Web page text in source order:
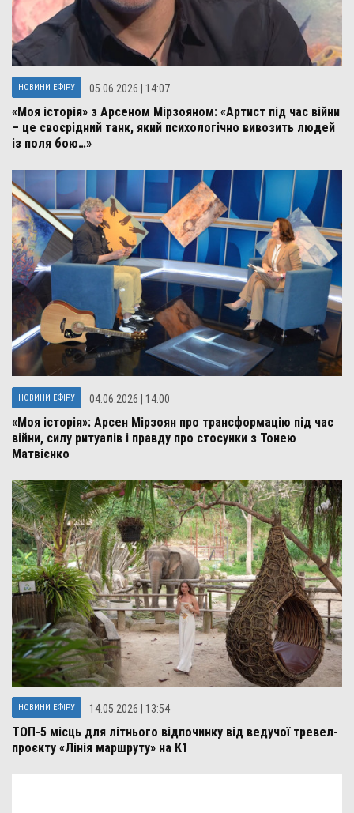
НОВИНИ ЕФІРУ 05.06.2026 | 14:07
«Моя історія» з Арсеном Мірзояном: «Артист під час війни
– це своєрідний танк, який психологічно вивозить людей
із поля бою…»
НОВИНИ ЕФІРУ 04.06.2026 | 14:00
«Моя історія»: Арсен Мірзоян про трансформацію під час
війни, силу ритуалів і правду про стосунки з Тонею
Матвієнко
НОВИНИ ЕФІРУ 14.05.2026 | 13:54
ТОП-5 місць для літнього відпочинку від ведучої тревел-
проєкту «Лінія маршруту» на К1